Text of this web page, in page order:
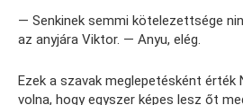
— Senkinek semmi kötelezettsége
az anyjára Viktor. — Anyu, elég.
Ezek a szavak meglepetésként érték
volna, hogy egyszer képes lesz őt